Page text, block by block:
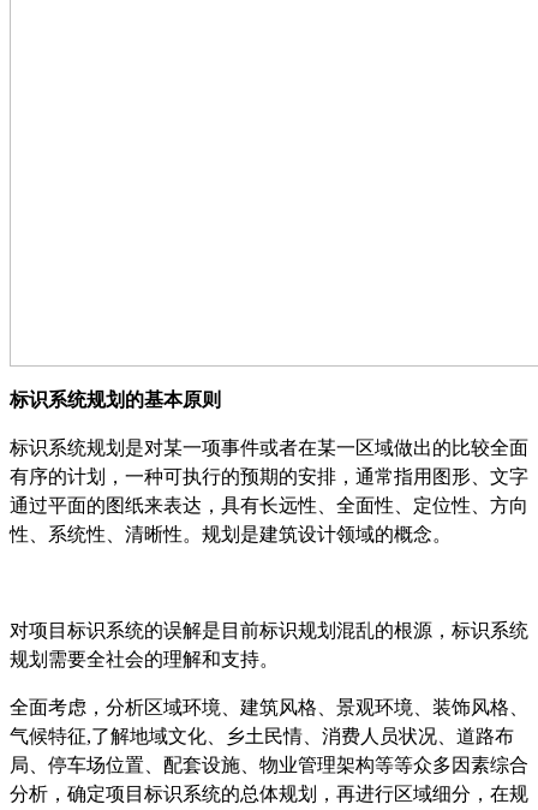
标识系统规划的基本原则
标识系统规划是对某一项事件或者在某一区域做出的比较全面
有序的计划，一种可执行的预期的安排，通常指用图形、文字
通过平面的图纸来表达，具有长远性、全面性、定位性、方向
性、系统性、清晰性。规划是建筑设计领域的概念。
对项目标识系统的误解是目前标识规划混乱的根源，标识系统
规划需要全社会的理解和支持。
全面考虑，分析区域环境、建筑风格、景观环境、装饰风格、
气候特征,了解地域文化、乡土民情、消费人员状况、道路布
局、停车场位置、配套设施、物业管理架构等等众多因素综合
分析，确定项目标识系统的总体规划，再进行区域细分，在规